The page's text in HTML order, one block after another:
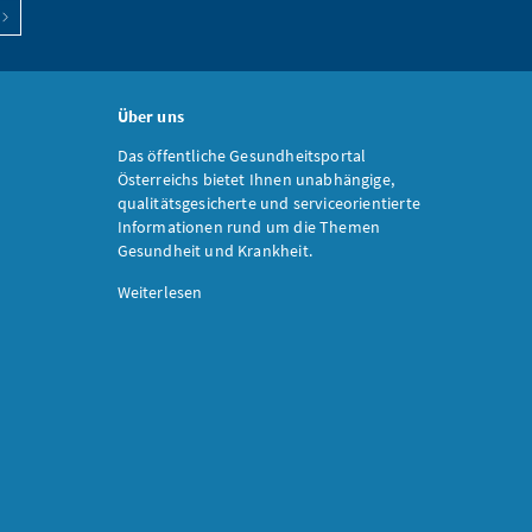
Über uns
Das öffentliche Gesundheitsportal
Österreichs bietet Ihnen unabhängige,
qualitätsgesicherte und serviceorientierte
Informationen rund um die Themen
Gesundheit und Krankheit.
Weiterlesen